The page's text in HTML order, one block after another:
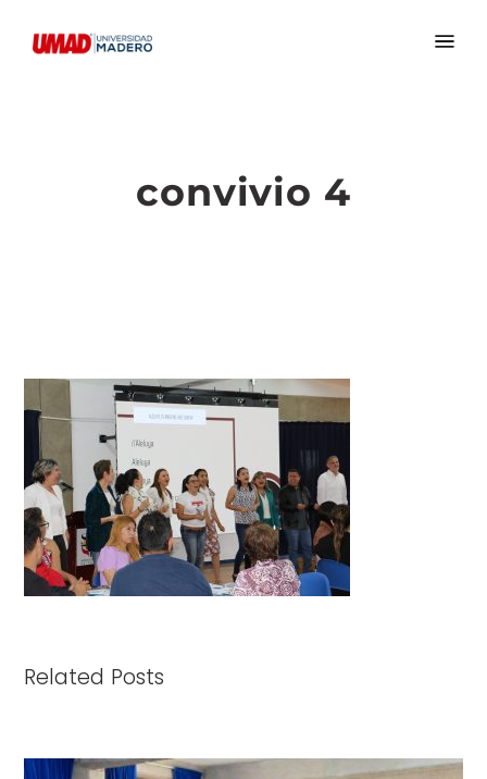
convivio 4
Related Posts